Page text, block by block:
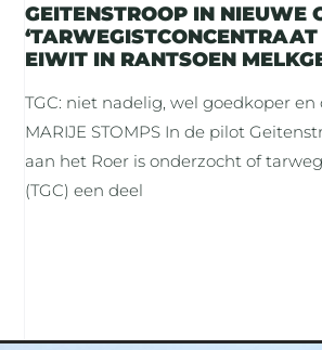
GEITENSTROOP IN NIEUWE
EIWIT IN RANTSOEN
TGC: niet nadelig, wel goedkoper
MARIJE STOMPS In de pilot
aan het Roer is onderzocht of
(TGC) een deel